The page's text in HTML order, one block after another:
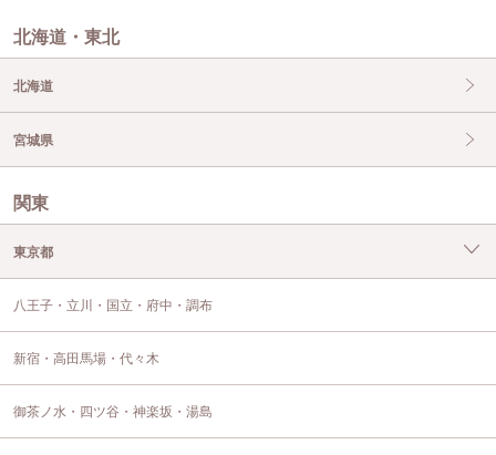
北海道・東北
北海道
宮城県
関東
東京都
八王子・立川・国立・府中・調布
新宿・高田馬場・代々木
御茶ノ水・四ツ谷・神楽坂・湯島